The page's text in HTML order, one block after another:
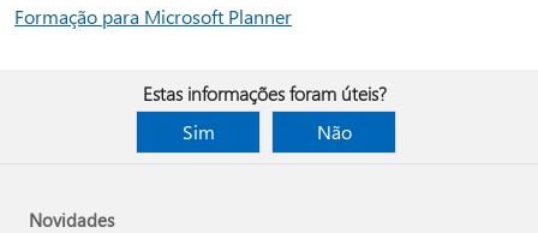
Formação para Microsoft Planner
Estas informações foram úteis?
Sim
Não
Novidades